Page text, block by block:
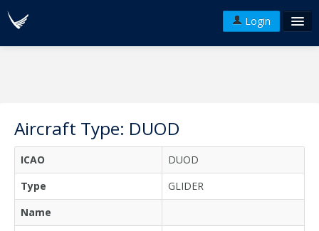
Login
Aircraft Type: DUOD
ICAO
DUOD
Type
GLIDER
Name